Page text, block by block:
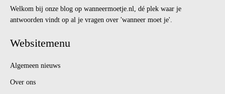
Welkom bij onze blog op wanneermoetje.nl, dé plek waar je
antwoorden vindt op al je vragen over 'wanneer moet je'.
Websitemenu
Algemeen nieuws
Over ons